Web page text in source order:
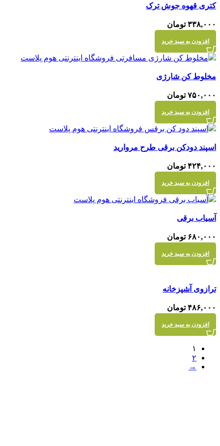
نمایش سریع
کتری قهوه جوش ترک
۳۳۸,۰۰۰ تومان
افزودن به سبد خرید
نمایش سریع
مخلوط کن شارژی
۷۵۰,۰۰۰ تومان
افزودن به سبد خرید
نمایش سریع
اسپند دودکن برقی طرح مروارید
۴۲۴,۰۰۰ تومان
افزودن به سبد خرید
نمایش سریع
آسیاب برقی
۶۸۰,۰۰۰ تومان
افزودن به سبد خرید
نمایش سریع
ترازوی آشپزخانه
۴۸۶,۰۰۰ تومان
افزودن به سبد خرید
۱
۲
→